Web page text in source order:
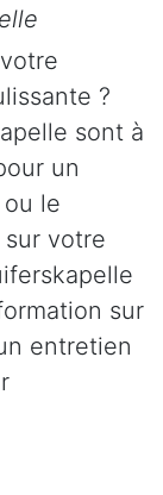
?
sont à
un
le
votre
sur
entretien